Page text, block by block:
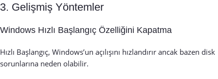
3. Gelişmiş Yöntemler
Windows Hızlı Başlangıç Özelliğini Kapatma
Hızlı Başlangıç, Windows’un açılışını hızlandırır ancak bazen disk
sorunlarına neden olabilir.